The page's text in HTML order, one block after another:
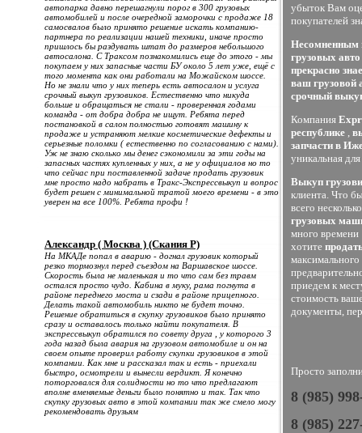
автопарка давно перешагнули порог в 300 грузовых
автомобилей и после очередной заморочки с продаже 18
самосвалов было принято решение искать компанию-
партнера по реализации нашей техники, иначе просто
пришлось бы раздувать штат до размеров небольшого
автосалона. С Траксом познакомились еще до этого - мы
покупаем у них запасные части БУ около 5 лет уже, ещё с
того момента как они работали на Можайском шоссе.
Но не знали что у них теперь есть автосалон и услуга
срочный выкуп грузовиков. Естественно что никуда
больше и обращаться не стали - проверенная годами
команда - от добра добра не ищут. Ребята перед
постановкой в салон полностью готовят машину к
продаже и устраняют мелкие косметические дефекты и
серьезные поломки ( естественно по согласованию с нами).
Уж не знаю сколько мы денег сэкономили за эти годы на
запасных частях купленных у них, а не у официалов но то
что сейчас при поставленной задаче продать грузовик
мне просто надо набрать в Тракс-Экспрессвыкуп и вопрос
будет решен с минимальной тратой моего времени - в это
уверен на все 100%. Ребята профи !
Александр ( Москва ) (Скания Р)
На МКАДе попал в аварию - догнал грузовик который
резко тормознул перед съездом на Варшавское шоссе.
Скорость была не маленькая и то что сам без травм
остался просто чудо. Кабина в муку, рама погнута в
районе переднего моста и сзади в районе прицепного.
Делать такой автомобиль никто не будет точно.
Решение обратиться в скупку грузовиков было принято
сразу и оставалось только найти покупателя. В
экспрессвыкуп обратился по совету друга , у которого 3
года назад была авария на грузовом автомобиле и он на
своем опыте проверил работу скупки грузовиков в этой
компании. Как мне и рассказал так и есть - приехали
быстро, осмотрели и вынесли вердикт. Я конечно
поторговался для солидности но то что предлагают
вполне вменяемые деньги было понятно и так. Так что
скупку грузовых авто в этой компании так же смело могу
рекомендовать друзьям
убыток Вам
покупателей
Несомненным
грузовых
прекрасно
ваш грузовой
срочный
Компания
республике ,
запчасти в
уникальная
Выкуп
клиента. Что
всего
грузовых
много
хотите
приедем к
стоимость
документы,
Просто
8 (985)
8 (985)